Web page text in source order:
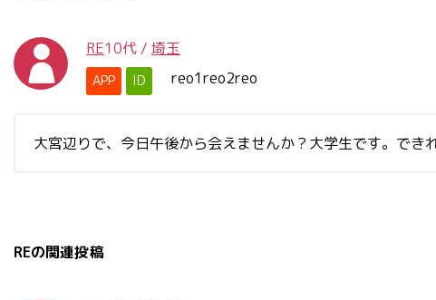
RE10代 / 埼玉
APP ID reo1reo2reo
大宮辺りで、今日午後から会えませんか？大学生です。でき
REの関連投稿